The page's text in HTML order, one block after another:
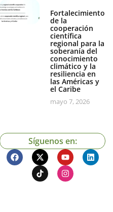
Fortalecimiento
de la
cooperación
científica
regional para la
soberanía del
conocimiento
climático y la
resiliencia en
las Américas y
el Caribe
mayo 7, 2026
Síguenos en: